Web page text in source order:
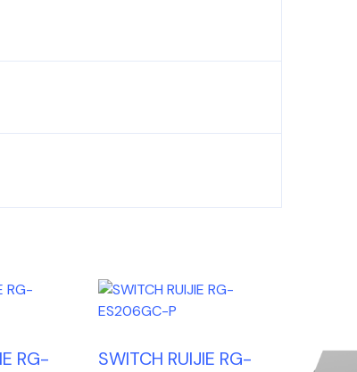
RG-
SWITCH RUIJIE RG-